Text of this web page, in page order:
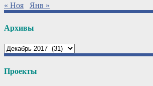
« Ноя
Янв »
Архивы
Архивы
Проекты